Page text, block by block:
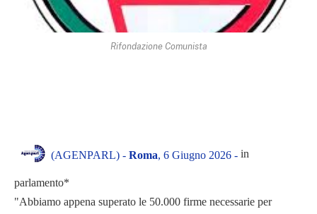
Rifondazione Comunista
(AGENPARL) - Roma, 6 Giugno 2026 - in
parlamento*
"Abbiamo appena superato le 50.000 firme necessarie per